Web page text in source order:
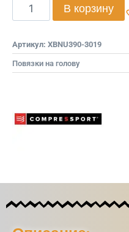
В корзину
Артикул: XBNU390-3019
Повязки на голову